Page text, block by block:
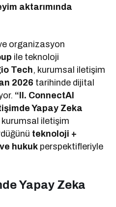
aktarımında
organizasyon
ile teknoloji
Tech, kurumsal iletişim
2026 tarihinde dijital
“II. ConnectAI
Yapay Zeka
kurumsal iletişim
teknoloji +
hukuk perspektifleriyle
Yapay Zeka